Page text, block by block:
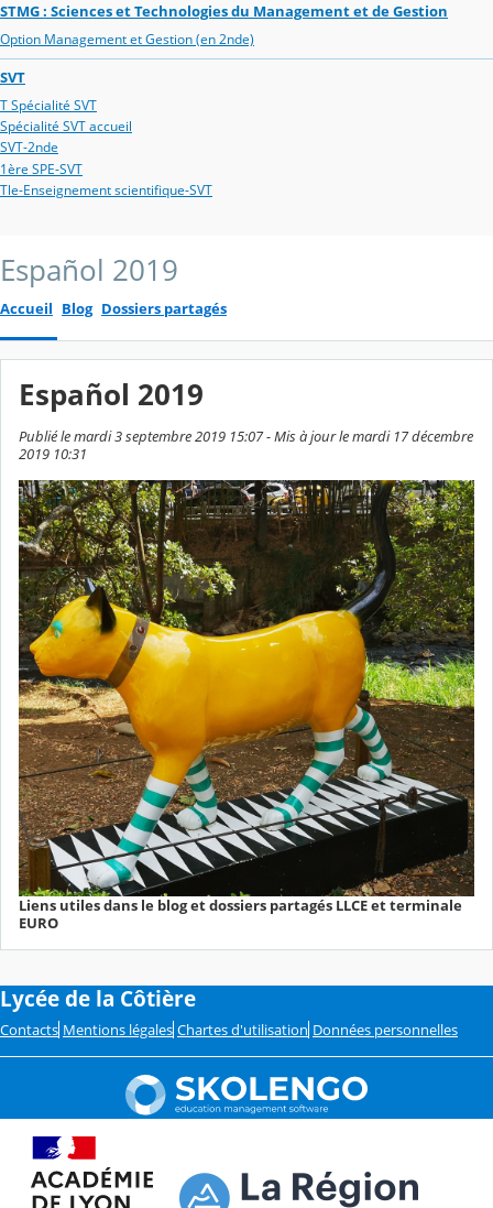
STMG : Sciences et Technologies du Management et de Gestion
Option Management et Gestion (en 2nde)
SVT
T Spécialité SVT
Spécialité SVT accueil
SVT-2nde
1ère SPE-SVT
Tle-Enseignement scientifique-SVT
Español 2019
Accueil Blog Dossiers partagés
Español 2019
Publié le mardi 3 septembre 2019 15:07 - Mis à jour le mardi 17 décembre
2019 10:31
Liens utiles dans le blog et dossiers partagés LLCE et terminale
EURO
Lycée de la Côtière
Contacts Mentions légales Chartes d'utilisation Données personnelles